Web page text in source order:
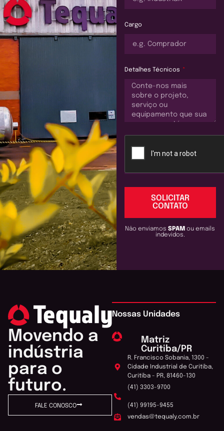
Cargo
Detalhes Técnicos
SOLICITAR
CONTATO
Não enviamosSPAMou emails
indevidos.
Movendo a
indústria
para o
futuro.
FALE CONOSCO
Nossas Unidades
Matriz
Curitiba/PR
R. Francisco Sobania, 1300 -
Cidade Industrial de Curitiba,
Curitiba - PR, 81460-130
(41) 3303-9700
(41) 99195-9455
vendas@tequaly.com.br